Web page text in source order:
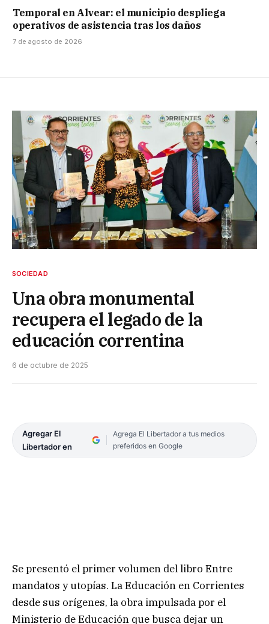
Temporal en Alvear: el municipio despliega
operativos de asistencia tras los daños
7 de agosto de 2026
SOCIEDAD
Una obra monumental
recupera el legado de la
educación correntina
6 de octubre de 2025
Agregar El
Libertador en
Agrega El Libertador a tus medios
preferidos en Google
Se presentó el primer volumen del libro Entre
mandatos y utopías. La Educación en Corrientes
desde sus orígenes, la obra impulsada por el
Ministerio de Educación que busca dejar un